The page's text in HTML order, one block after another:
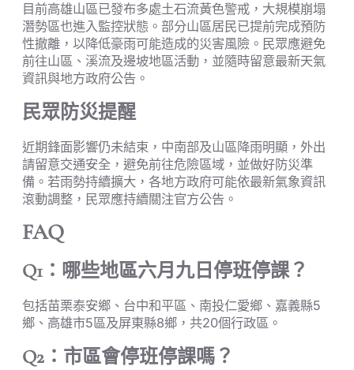
目前高雄山區已發布多處土石流黃色警戒，大規模崩塌
潛勢區也進入監控狀態。部分山區居民已提前完成預防
性撤離，以降低豪雨可能造成的災害風險。民眾應避免
前往山區、溪流及邊坡地區活動，並隨時留意最新天氣
資訊與地方政府公告。
民眾防災提醒
近期鋒面影響仍未結束，中南部及山區降雨明顯，外出
請留意交通安全，避免前往危險區域，並做好防災準
備。若雨勢持續擴大，各地方政府可能依最新氣象資訊
滾動調整，民眾應持續關注官方公告。
FAQ
Q1：哪些地區六月九日停班停課？
包括苗栗泰安鄉、台中和平區、南投仁愛鄉、嘉義縣5
鄉、高雄市5區及屏東縣8鄉，共20個行政區。
Q2：市區會停班停課嗎？